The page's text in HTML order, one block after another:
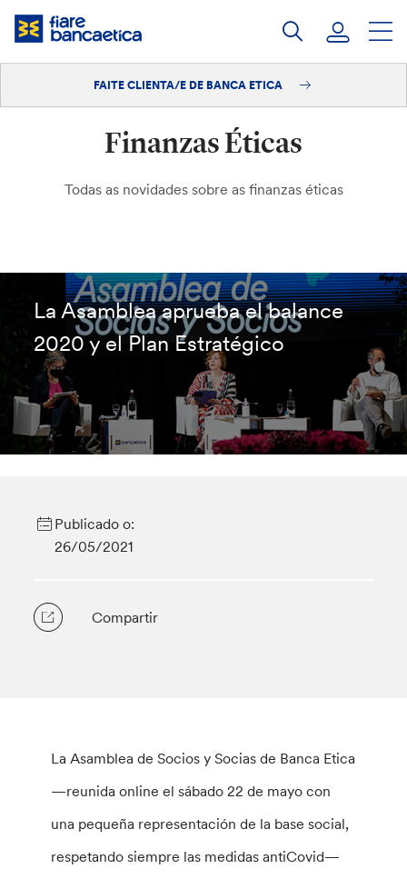
Saltar
FAITE CLIENTA/E DE BANCA ETICA
Finanzas Éticas
Todas as novidades sobre as finanzas éticas
La Asamblea aprueba el balance
2020 y el Plan Estratégico
Publicado o:
26/05/2021
Compartir
La Asamblea de Socios y Socias de Banca Etica
—reunida online el sábado 22 de mayo con
una pequeña representación de la base social,
respetando siempre las medidas antiCovid—